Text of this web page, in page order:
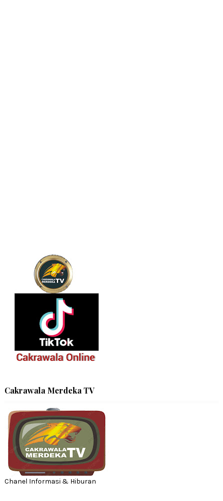
Cakrawala Merdeka TV
Chanel Informasi & Hiburan